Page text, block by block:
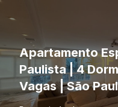
Apartamento
Paulista | 4
Vagas | São